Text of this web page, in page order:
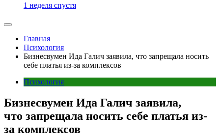
1 неделя спустя
Главная
Психология
Бизнесвумен Ида Галич заявила, что запрещала носить
себе платья из-за комплексов
Психология
Бизнесвумен Ида Галич заявила,
что запрещала носить себе платья из-
за комплексов